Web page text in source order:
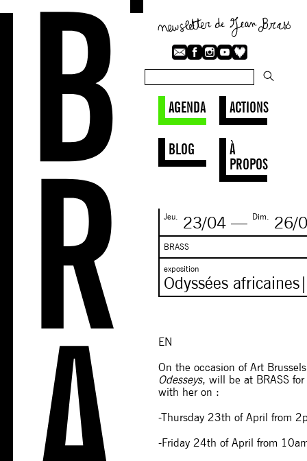
AGENDA ACTIONS
BLOG
À
PROPOS
Jeu. 23/04 — Dim. 26/
BRASS
exposition
Odyssées
EN
On the occasion of Art
Odesseys, will be at BRASS
with her on :
-Thursday 23th of April from
-Friday 24th of April from